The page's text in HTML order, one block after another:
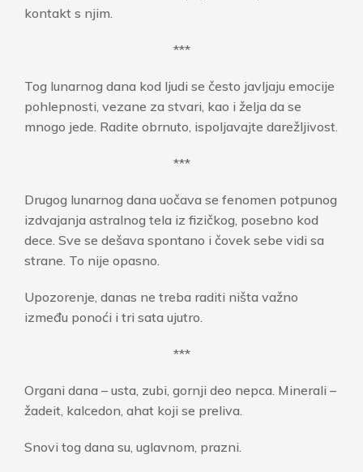
kontakt s njim.
***
Tog lunarnog dana kod ljudi se često javljaju emocije
pohlepnosti, vezane za stvari, kao i želja da se
mnogo jede. Radite obrnuto, ispoljavajte darežljivost.
***
Drugog lunarnog dana uočava se fenomen potpunog
izdvajanja astralnog tela iz fizičkog, posebno kod
dece. Sve se dešava spontano i čovek sebe vidi sa
strane. To nije opasno.
Upozorenje, danas ne treba raditi ništa važno
između ponoći i tri sata ujutro.
***
Organi dana – usta, zubi, gornji deo nepca. Minerali –
žadeit, kalcedon, ahat koji se preliva.
Snovi tog dana su, uglavnom, prazni.